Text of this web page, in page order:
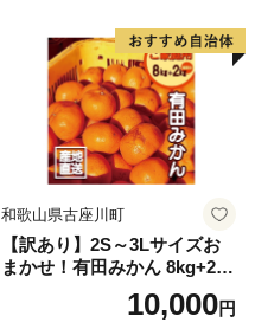
和歌山県古座川町
【訳あり】2S～3Lサイズお
まかせ！有田みかん 8kg+2kg
保証分 11月から12月下旬ま
でに順次発送致します。 / 訳
10,000円